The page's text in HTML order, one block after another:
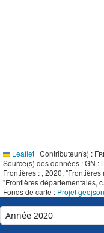
Leaflet | Contributeur(s) :
Source(s) des données : GN :
Frontières : , 2020.
"Frontières départementales,
Fonds de carte : Projet